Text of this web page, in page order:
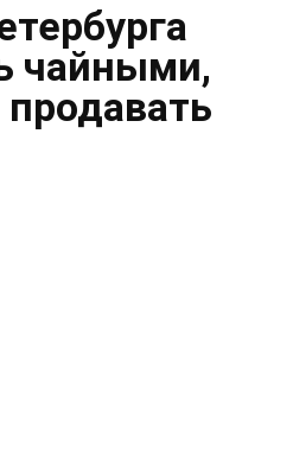
чайными,